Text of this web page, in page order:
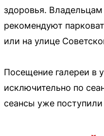
здоровья.
рекомендуют
или на улице
Посещение галереи в
исключительно по
сеансы уже